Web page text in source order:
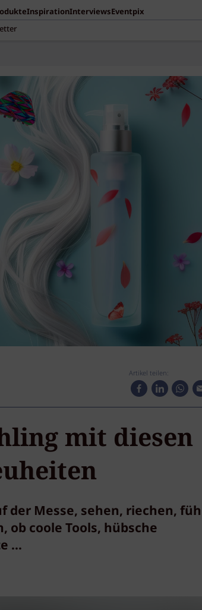
InspirationInterviewsEventpix
Artikel teilen:
mit diesen
der Messe, sehen, riechen,
ob coole Tools, hübsche
...